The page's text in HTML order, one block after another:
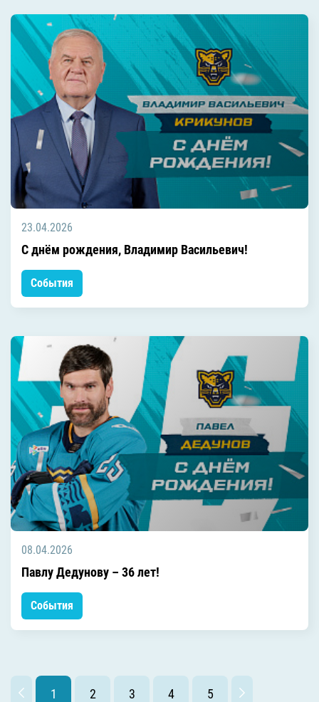
23.04.2026
С днём рождения, Владимир Васильевич!
События
08.04.2026
Павлу Дедунову – 36 лет!
События
1 2 3 4 5